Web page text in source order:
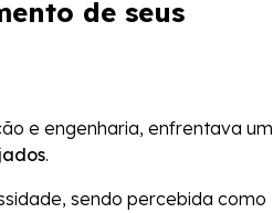
de seus
e engenharia, enfrentava um
.
sendo percebida como